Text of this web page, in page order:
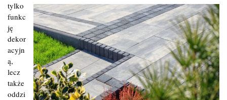
tylko
funkc
ję
dekor
acyjn
ą,
lecz
także
oddzi